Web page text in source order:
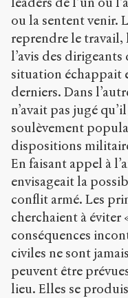
ou la sentent venir.
reprendre le travail,
l’avis des
situation échappait
derniers. Dans
n’avait pas jugé
soulèvement
dispositions
En faisant appel à
envisageait la
conflit armé. Les
cherchaient à éviter
conséquences
civiles ne sont
peuvent être
lieu. Elles se